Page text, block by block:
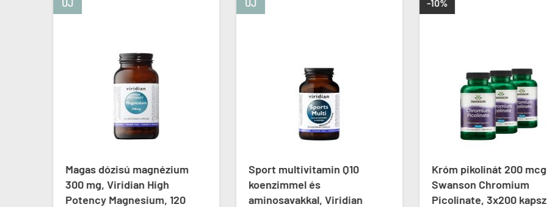
ÚJ
Magas dózisú magnézium
300 mg, Viridian High
Potency Magnesium, 120
ÚJ
Sport multivitamin Q10
koenzimmel és
aminosavakkal, Viridian
-10%
Króm pikolinát 200
Swanson Chromium
Picolinate, 3x200